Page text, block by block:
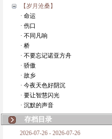
【岁月沧桑】
· 命运
· 伤口
· 不同凡响
· 桥
· 不要忘记诺亚方舟
· 骄傲
· 故乡
· 今夜天色好阴沉
· 要让智慧闪光
· 沉默的声音
存档目录
2026-07-26 - 2026-07-26